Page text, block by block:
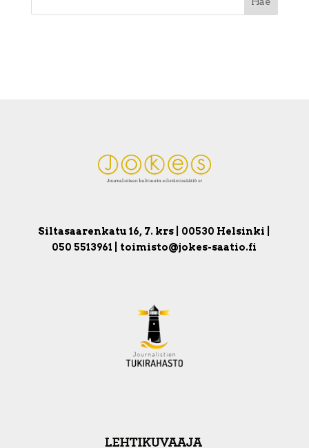
Siltasaarenkatu 16, 7. krs | 00530 Helsinki |
050 5513961 | toimisto@jokes-saatio.fi